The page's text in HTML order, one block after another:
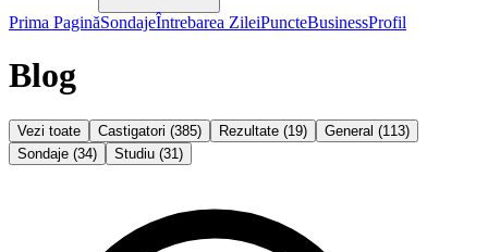
Prima PaginăSondajeÎntrebarea ZileiPuncteBusinessProfil
Blog
Vezi toate Castigatori (385) Rezultate (19) General (113)
Sondaje (34) Studiu (31 )